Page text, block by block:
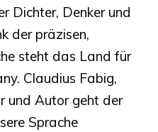
Dichter, Denker und
der präzisen,
steht das Land für
Claudius Fabig,
und Autor geht der
Sprache